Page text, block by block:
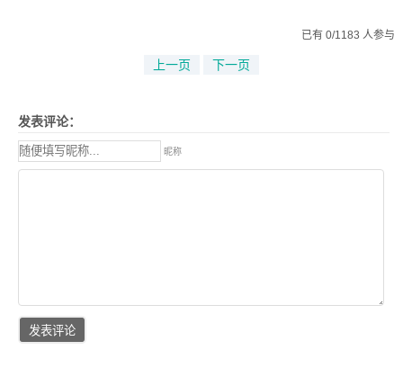
已有 0/1183 人参与
上一页 下一页
发表评论：
昵称